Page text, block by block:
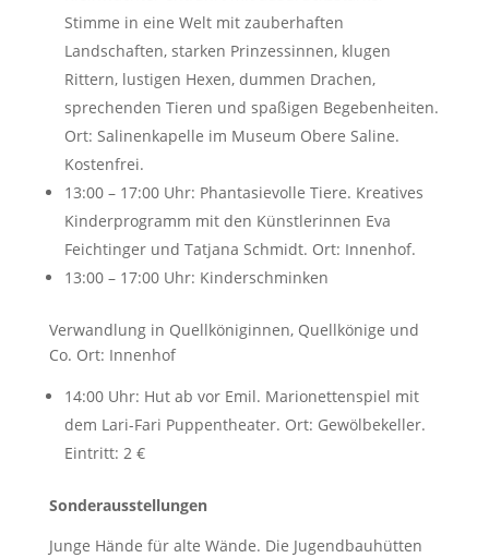
Stimme in eine Welt mit zauberhaften
Landschaften, starken Prinzessinnen, klugen
Rittern, lustigen Hexen, dummen Drachen,
sprechenden Tieren und spaßigen Begebenheiten.
Ort: Salinenkapelle im Museum Obere Saline.
Kostenfrei.
13:00 – 17:00 Uhr: Phantasievolle Tiere. Kreatives
Kinderprogramm mit den Künstlerinnen Eva
Feichtinger und Tatjana Schmidt. Ort: Innenhof.
13:00 – 17:00 Uhr: Kinderschminken
Verwandlung in Quellköniginnen, Quellkönige und
Co. Ort: Innenhof
14:00 Uhr: Hut ab vor Emil. Marionettenspiel mit
dem Lari-Fari Puppentheater. Ort: Gewölbekeller.
Eintritt: 2 €
Sonderausstellungen
Junge Hände für alte Wände. Die Jugendbauhütten